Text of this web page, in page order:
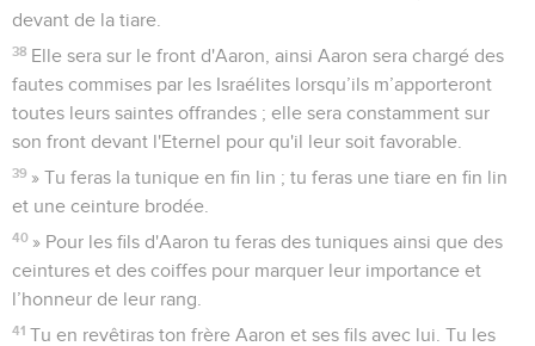
devant de la tiare.
38 Elle sera sur le front d'Aaron, ainsi Aaron sera chargé des
fautes commises par les Israélites lorsqu’ils m’apporteront
toutes leurs saintes offrandes ; elle sera constamment sur
son front devant l'Eternel pour qu'il leur soit favorable.
39 » Tu feras la tunique en fin lin ; tu feras une tiare en fin lin
et une ceinture brodée.
40 » Pour les fils d'Aaron tu feras des tuniques ainsi que des
ceintures et des coiffes pour marquer leur importance et
l’honneur de leur rang.
41 Tu en revêtiras ton frère Aaron et ses fils avec lui. Tu les